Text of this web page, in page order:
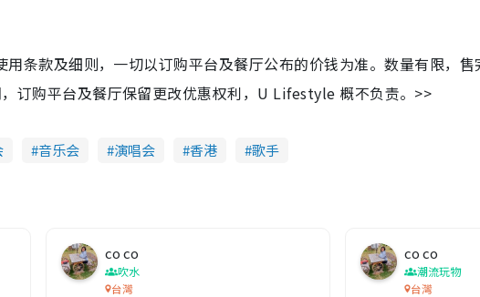
条款及细则，一切以订购平台及餐厅公布的价钱为准。数量有限，售
订购平台及餐厅保留更改优惠权利，U Lifestyle 概不负责。>>
音乐会 演唱会 香港 歌手
co co
吹水
台灣
co co
潮流玩物
台灣